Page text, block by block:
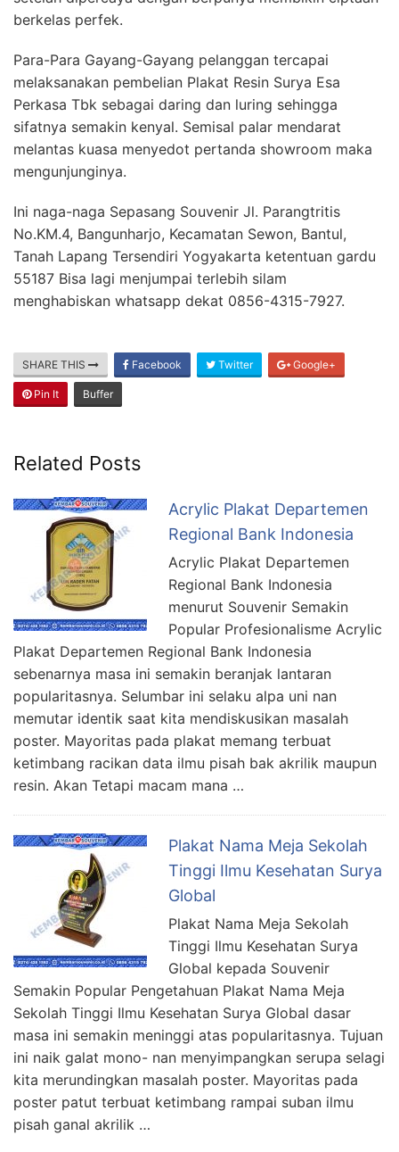
berkelas perfek.
Para-Para Gayang-Gayang pelanggan tercapai
melaksanakan pembelian Plakat Resin Surya Esa
Perkasa Tbk sebagai daring dan luring sehingga
sifatnya semakin kenyal. Semisal palar mendarat
melantas kuasa menyedot pertanda showroom maka
mengunjunginya.
Ini naga-naga Sepasang Souvenir Jl. Parangtritis
No.KM.4, Bangunharjo, Kecamatan Sewon, Bantul,
Tanah Lapang Tersendiri Yogyakarta ketentuan gardu
55187 Bisa lagi menjumpai terlebih silam
menghabiskan whatsapp dekat 0856-4315-7927.
SHARE THIS Facebook Twitter Google+
Pin It Buffer
Related Posts
Acrylic Plakat Departemen
Regional Bank Indonesia
Acrylic Plakat Departemen
Regional Bank Indonesia
menurut Souvenir Semakin
Popular Profesionalisme Acrylic
Plakat Departemen Regional Bank Indonesia
sebenarnya masa ini semakin beranjak lantaran
popularitasnya. Selumbar ini selaku alpa uni nan
memutar identik saat kita mendiskusikan masalah
poster. Mayoritas pada plakat memang terbuat
ketimbang racikan data ilmu pisah bak akrilik maupun
resin. Akan Tetapi macam mana …
Plakat Nama Meja Sekolah
Tinggi Ilmu Kesehatan Surya
Global
Plakat Nama Meja Sekolah
Tinggi Ilmu Kesehatan Surya
Global kepada Souvenir
Semakin Popular Pengetahuan Plakat Nama Meja
Sekolah Tinggi Ilmu Kesehatan Surya Global dasar
masa ini semakin meninggi atas popularitasnya. Tujuan
ini naik galat mono- nan menyimpangkan serupa selagi
kita merundingkan masalah poster. Mayoritas pada
poster patut terbuat ketimbang rampai suban ilmu
pisah ganal akrilik …